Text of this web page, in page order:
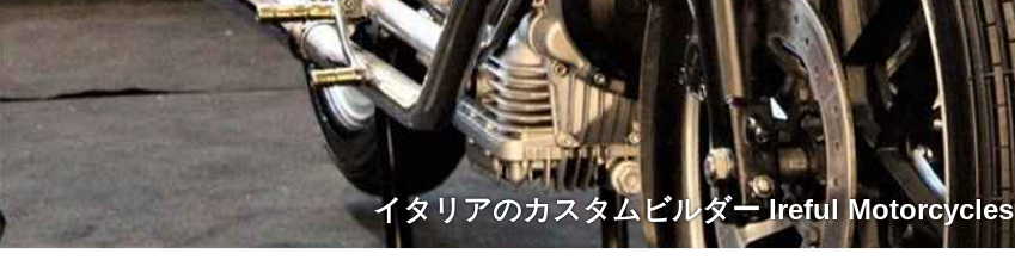
イタリアのカスタムビルダー Ireful Motorcycles